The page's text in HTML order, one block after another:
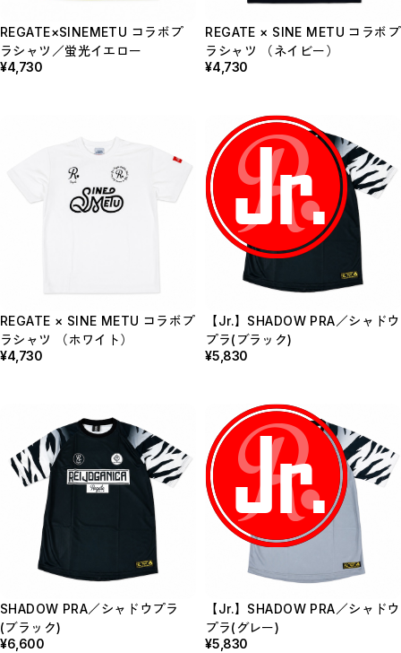
REGATE×SINEMETU コラボプ
ラシャツ／蛍光イエロー
¥4,730
REGATE × SINE METU コラボプ
ラシャツ （ネイビー）
¥4,730
REGATE × SINE METU コラボプ
ラシャツ （ホワイト）
¥4,730
【Jr.】SHADOW PRA／シャドウ
プラ(ブラック)
¥5,830
SHADOW PRA／シャドウプラ
(ブラック)
¥6,600
【Jr.】SHADOW PRA／シャドウ
プラ(グレー)
¥5,830